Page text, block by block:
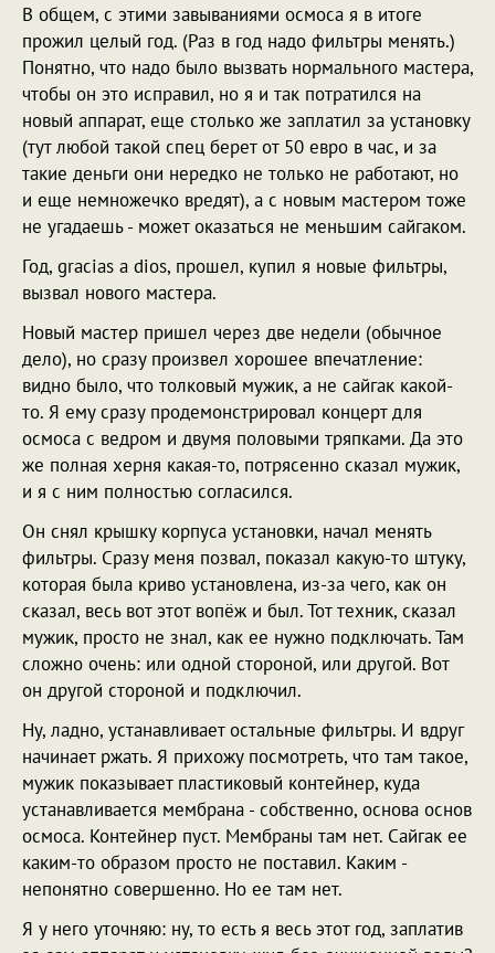
В общем, с этими завываниями осмоса я в итоге
прожил целый год. (Раз в год надо фильтры менять.)
Понятно, что надо было вызвать нормального мастера,
чтобы он это исправил, но я и так потратился на
новый аппарат, еще столько же заплатил за установку
(тут любой такой спец берет от 50 евро в час, и за
такие деньги они нередко не только не работают, но
и еще немножечко вредят), а с новым мастером тоже
не угадаешь - может оказаться не меньшим сайгаком.
Год, gracias a dios, прошел, купил я новые фильтры,
вызвал нового мастера.
Новый мастер пришел через две недели (обычное
дело), но сразу произвел хорошее впечатление:
видно было, что толковый мужик, а не сайгак какой-
то. Я ему сразу продемонстрировал концерт для
осмоса с ведром и двумя половыми тряпками. Да это
же полная херня какая-то, потрясенно сказал мужик,
и я с ним полностью согласился.
Он снял крышку корпуса установки, начал менять
фильтры. Сразу меня позвал, показал какую-то штуку,
которая была криво установлена, из-за чего, как он
сказал, весь вот этот вопёж и был. Тот техник, сказал
мужик, просто не знал, как ее нужно подключать. Там
сложно очень: или одной стороной, или другой. Вот
он другой стороной и подключил.
Ну, ладно, устанавливает остальные фильтры. И вдруг
начинает ржать. Я прихожу посмотреть, что там такое,
мужик показывает пластиковый контейнер, куда
устанавливается мембрана - собственно, основа основ
осмоса. Контейнер пуст. Мембраны там нет. Сайгак ее
каким-то образом просто не поставил. Каким -
непонятно совершенно. Но ее там нет.
Я у него уточняю: ну, то есть я весь этот год, заплатив